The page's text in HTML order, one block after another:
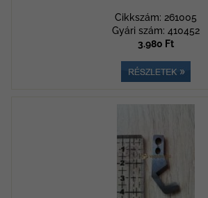
Cikkszám: 261005
Gyári szám: 410452
3.980 Ft